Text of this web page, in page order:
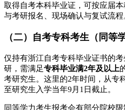
取得自考本科毕业证，可按应届
与考研报名、现场确认与复试流程
（二）自考专科考生（同等
仅持有浙江自考专科毕业证书的
研，需满足专科毕业满2年及以上
考研究生。这里的2年时间，从专
至研究生入学当年9月1日截止。
同等学力考生报考会有部分院校